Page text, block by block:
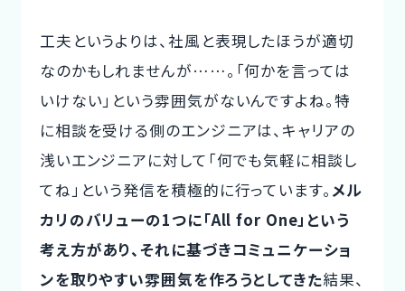
工夫というよりは、社風と表現したほうが適切
なのかもしれませんが……。「何かを言っては
いけない」という雰囲気がないんですよね。特
に相談を受ける側のエンジニアは、キャリアの
浅いエンジニアに対して「何でも気軽に相談し
てね」という発信を積極的に行っています。 メル
カリのバリューの1つに「All for One」という
考え方があり、それに基づきコミュニケーショ
ンを取りやすい雰囲気を作ろうとしてきた結果、